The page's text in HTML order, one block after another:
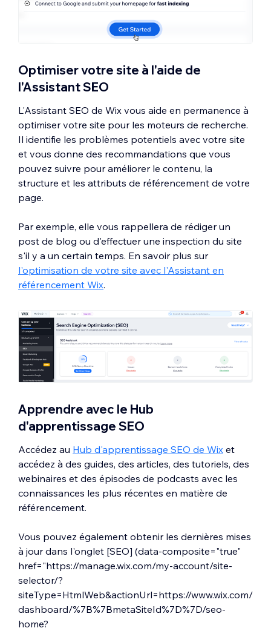
Optimiser votre site à l'aide de
l'Assistant SEO
L'Assistant SEO de Wix vous aide en permanence à
optimiser votre site pour les moteurs de recherche.
Il identifie les problèmes potentiels avec votre site
et vous donne des recommandations que vous
pouvez suivre pour améliorer le contenu, la
structure et les attributs de référencement de votre
page.
Par exemple, elle vous rappellera de rédiger un
post de blog ou d'effectuer une inspection du site
s'il y a un certain temps. En savoir plus sur
l'optimisation de votre site avec l'Assistant en
référencement Wix.
Apprendre avec le Hub
d'apprentissage SEO
Accédez au Hub d'apprentissage SEO de Wix et
accédez à des guides, des articles, des tutoriels, des
webinaires et des épisodes de podcasts avec les
connaissances les plus récentes en matière de
référencement.
Vous pouvez également obtenir les dernières mises
à jour dans l'onglet [SEO] (data-composite="true"
href="https://manage.wix.com/my-account/site-
selector/?
siteType=HtmlWeb&actionUrl=https://www.wix.com/
dashboard/%7B%7BmetaSiteId%7D%7D/seo-
home?